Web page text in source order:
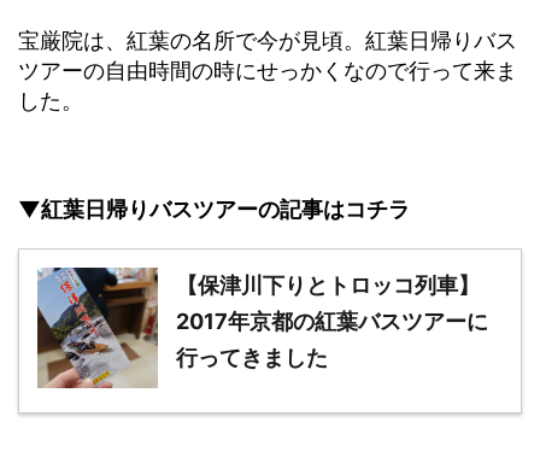
宝厳院は、紅葉の名所で今が見頃。紅葉日帰りバス
ツアーの自由時間の時にせっかくなので行って来ま
した。
▼紅葉日帰りバスツアーの記事はコチラ
【保津川下りとトロッコ列車】
2017年京都の紅葉バスツアーに
行ってきました